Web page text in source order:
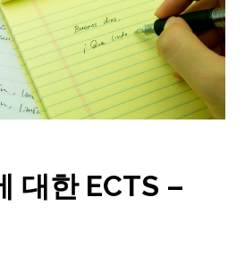
대한 ECTS –